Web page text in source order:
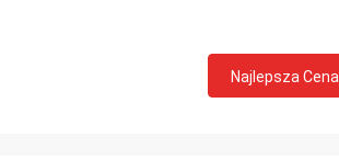
Najlepsza Cena